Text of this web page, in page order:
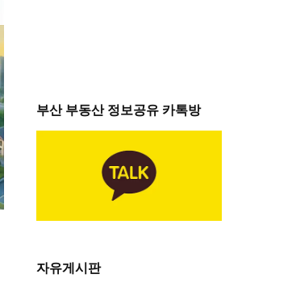
부산 부동산 정보공유 카톡방
자유게시판